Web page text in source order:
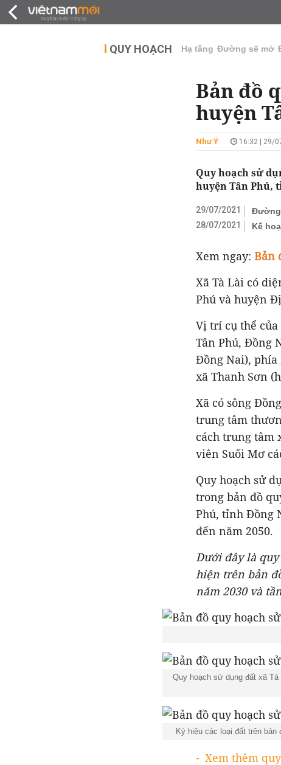
QUY HOẠCH Hạ tầng Đường sẽ mở
Bản đồ
huyện
Như Ý 16:32 | 29/
Quy hoạch sử
huyện Tân Phú,
29/07/2021
Đường
28/07/2021
Kế
Xem ngay: Bản
Xã Tà Lài có
Phú và huyện
Vị trí cụ thể của
Tân Phú, Đồng
Đồng Nai), phía
xã Thanh Sơn
Xã có sông
trung tâm
cách trung tâm
viên Suối Mơ
Quy hoạch sử
trong bản đồ
Phú, tỉnh Đồng
đến năm 2050.
Dưới đây là quy
hiện trên bản
năm 2030 và
Quy hoạch sử dụng đất xã
Ký hiệu các loại đất trên
- Xem thêm